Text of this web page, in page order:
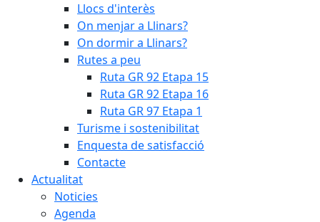
Llocs d'interès
On menjar a Llinars?
On dormir a Llinars?
Rutes a peu
Ruta GR 92 Etapa 15
Ruta GR 92 Etapa 16
Ruta GR 97 Etapa 1
Turisme i sostenibilitat
Enquesta de satisfacció
Contacte
Actualitat
Noticies
Agenda